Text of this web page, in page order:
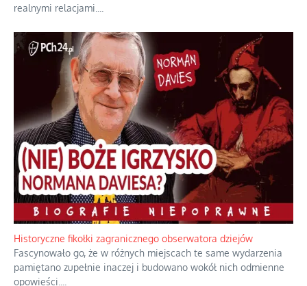
Rozważania o rodzinie przy zielonej herbacie
Rodzina to zbiór jednostek połączonych trwałymi, naturalnymi,
realnymi relacjami....